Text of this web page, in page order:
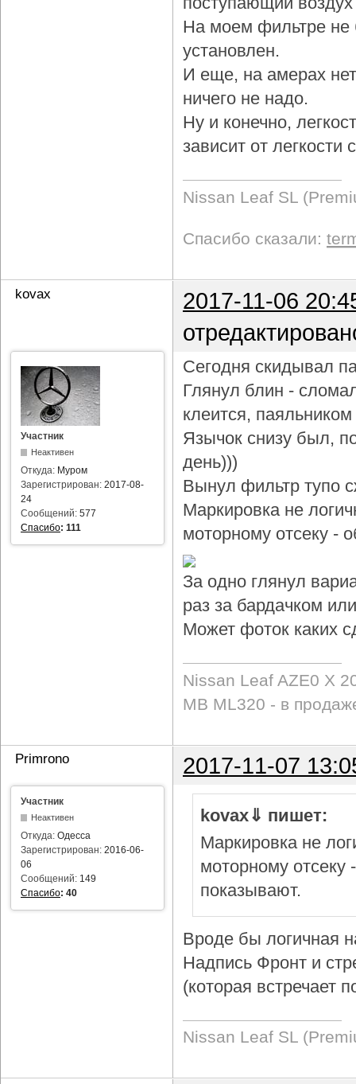
На моем фильтре не
установлен.
И еще, на амерах
ничего не надо.
Ну и конечно,
зависит от
Nissan Leaf SL
Спасибо сказали:
kovax
2017-11-06
Участник
Неактивен
Откуда: Муром
Зарегистрирован: 2017-08-
24
Сообщений: 577
Спасибо: 111
Сегодня скидывал
Глянул блин -
клеится,
Язычок снизу был,
день)))
Вынул фильтр тупо
Маркировка не
моторному отсеку -
За одно глянул
раз за бардачком
Может фоток каких
Nissan Leaf AZE0 X
MB ML320 - в
Primrono 2017-11-07
Участник
Неактивен
Откуда: Одесса
Зарегистрирован: 2016-06-
06
Сообщений: 149
Спасибо: 40
kovax⇓ пишет:
Маркировка не
моторному отсеку
показывают.
Вроде бы логичная
Надпись Фронт и
(которая встречает
Nissan Leaf SL